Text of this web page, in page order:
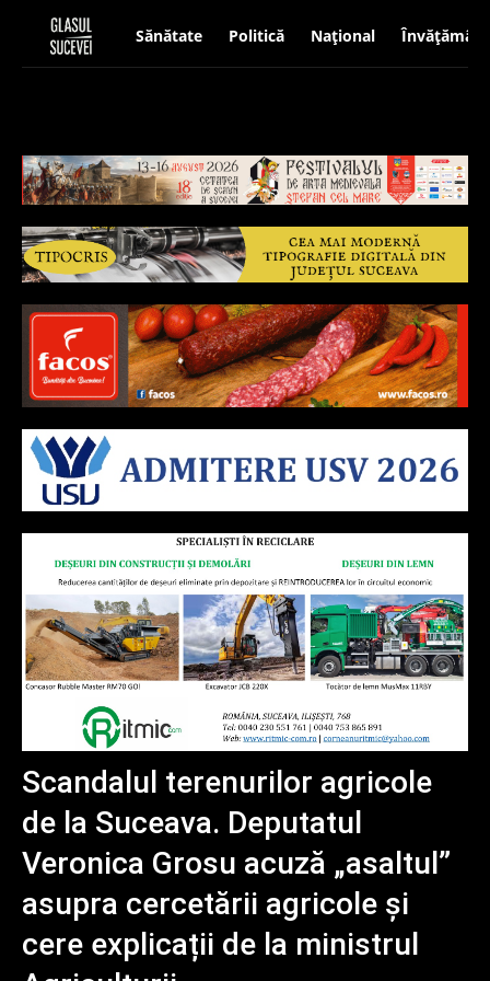
Sănătate Politică Național Învățământ
Scandalul terenurilor agricole
de la Suceava. Deputatul
Veronica Grosu acuză „asaltul”
asupra cercetării agricole și
cere explicații de la ministrul